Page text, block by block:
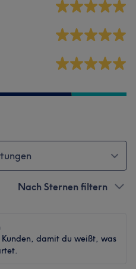
Nach Sternen filtern
Kunden, damit du weißt, was